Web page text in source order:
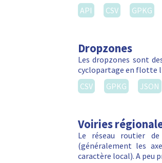
API
CSV GPKG
Dropzones
Les dropzones sont
cyclopartage en flotte
CSV
GPKG JSON
Voiries
Le réseau routier
(généralement les
caractère local). A peu